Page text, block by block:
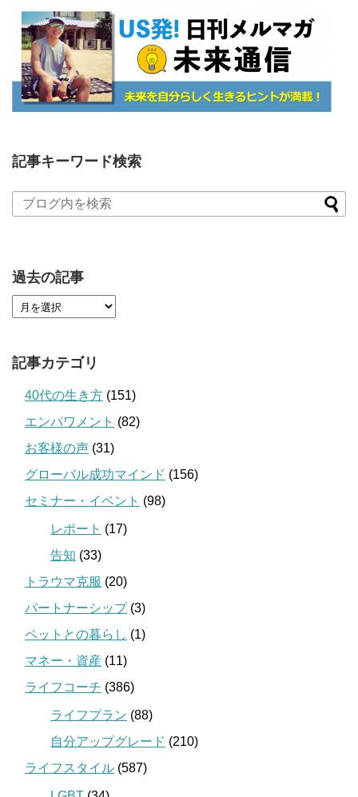
記事キーワード検索
過去の記事
記事カテゴリ
40代の生き方 (151)
エンパワメント (82)
お客様の声 (31)
グローバル成功マインド (156)
セミナー・イベント (98)
レポート (17)
告知 (33)
トラウマ克服 (20)
パートナーシップ(3)
ペットとの暮らし (1)
マネー・資産 (11)
ライフコーチ (386)
ライフプラン (88)
自分アップグレード (210)
ライフスタイル (587)